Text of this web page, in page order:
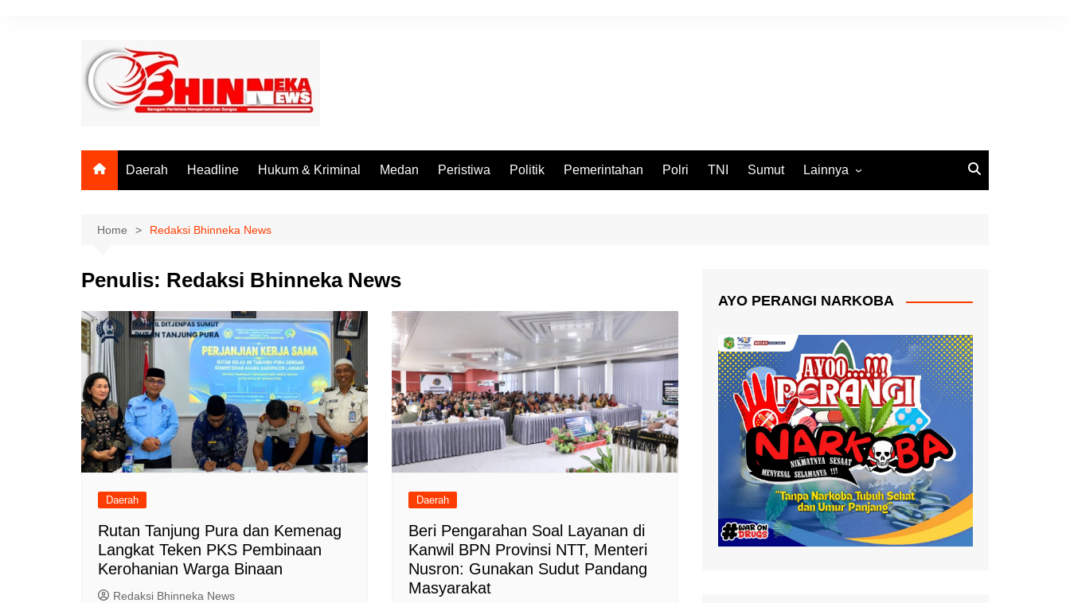
Daerah Headline Hukum & Kriminal Medan Peristiwa Politik Pemerintahan Polri TNI Sumut Lainnya
Home Redaksi Bhinneka News
Penulis: Redaksi Bhinneka News
Daerah
Rutan Tanjung Pura dan Kemenag
Langkat Teken PKS Pembinaan
Kerohanian Warga Binaan
Redaksi Bhinneka News
Daerah
Beri Pengarahan Soal Layanan di
Kanwil BPN Provinsi NTT, Menteri
Nusron: Gunakan Sudut Pandang
Masyarakat
AYO PERANGI NARKOBA